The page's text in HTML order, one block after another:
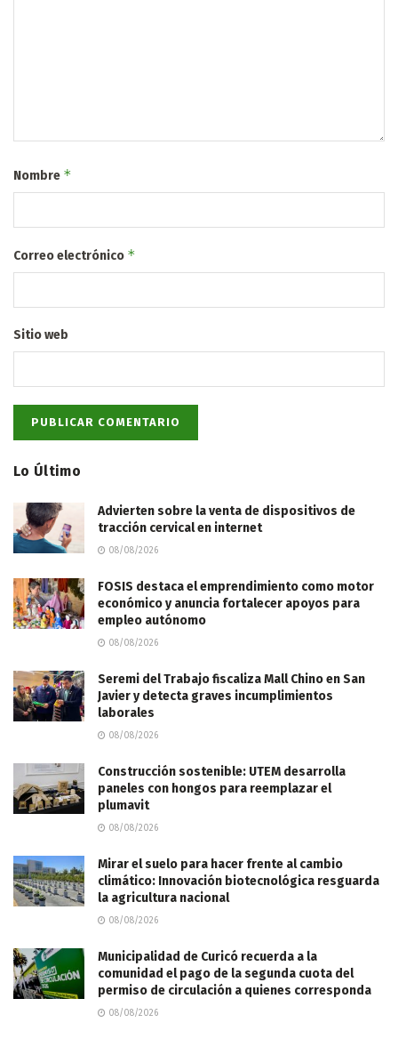
Nombre *
Correo electrónico *
Sitio web
Lo Último
Advierten sobre la venta de dispositivos de
tracción cervical en internet
08/08/2026
FOSIS destaca el emprendimiento como motor
económico y anuncia fortalecer apoyos para
empleo autónomo
08/08/2026
Seremi del Trabajo fiscaliza Mall Chino en San
Javier y detecta graves incumplimientos
laborales
08/08/2026
Construcción sostenible: UTEM desarrolla
paneles con hongos para reemplazar el
plumavit
08/08/2026
Mirar el suelo para hacer frente al cambio
climático: Innovación biotecnológica resguarda
la agricultura nacional
08/08/2026
Municipalidad de Curicó recuerda a la
comunidad el pago de la segunda cuota del
permiso de circulación a quienes corresponda
08/08/2026